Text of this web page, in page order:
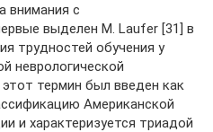
внимания с
выделен M. Laufer [31] в
трудностей обучения у
неврологической
термин был введен как
Американской
и характеризуется триадой